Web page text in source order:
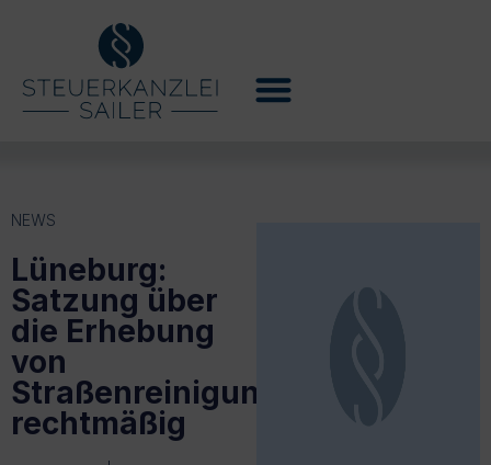
NEWS
Lüneburg:
Satzung über
die Erhebung
von
Straßenreinigungsgebühren
rechtmäßig